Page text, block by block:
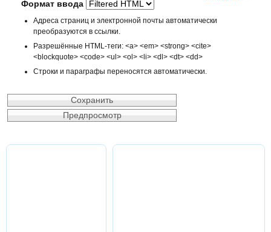
Формат ввода
Адреса страниц и электронной почты автоматически
преобразуются в ссылки.
Разрешённые HTML-теги: <a> <em> <strong> <cite>
<blockquote> <code> <ul> <ol> <li> <dl> <dt> <dd>
Строки и параграфы переносятся автоматически.